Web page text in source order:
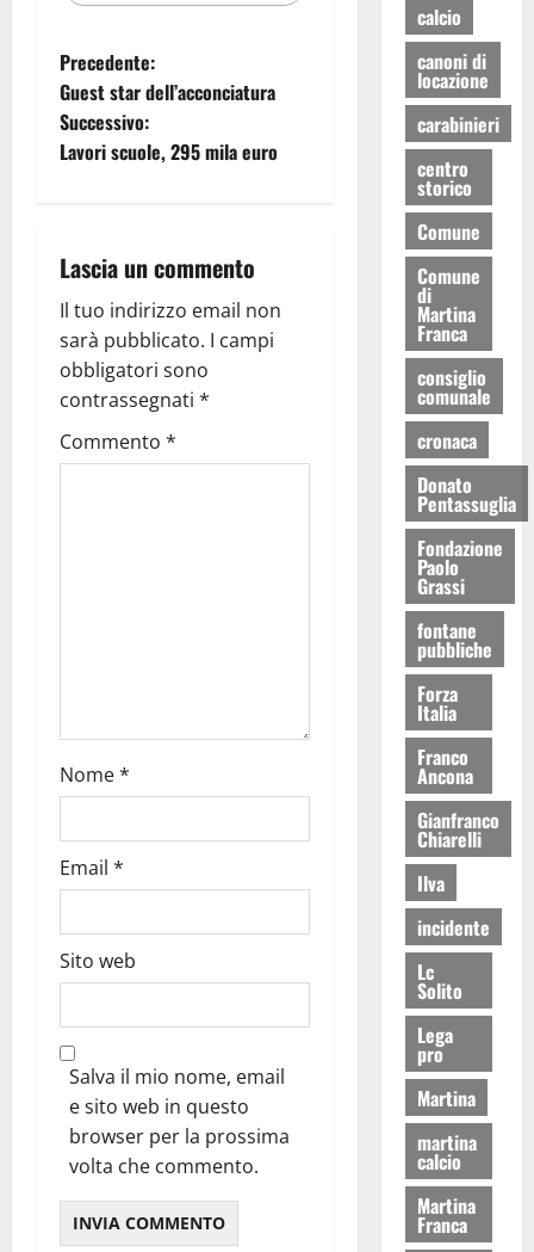
Precedente:
Guest star dell’acconciatura
Successivo:
Lavori scuole, 295 mila euro
Lascia un commento
Il tuo indirizzo email non
sarà pubblicato. I campi
obbligatori sono
contrassegnati *
Commento *
Nome*
Email *
Sito web
Salva il mio nome, email
e sito web in questo
browser per la prossima
volta che commento.
calcio
canoni di
locazione
carabinieri
centro
storico
Comune
Comune
di
Martina
Franca
consiglio
comunale
cronaca
Donato
Pentassuglia
Fondazione
Paolo
Grassi
fontane
pubbliche
Forza
Italia
Franco
Ancona
Gianfranco
Chiarelli
Ilva
incidente
Lc
Solito
Lega
pro
Martina
martina
calcio
Martina
Franca